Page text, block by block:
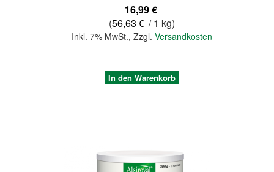
16,99 €
(56,63 € / 1 kg)
Inkl. 7% MwSt.,Zzgl.Versandkosten
In den Warenkorb